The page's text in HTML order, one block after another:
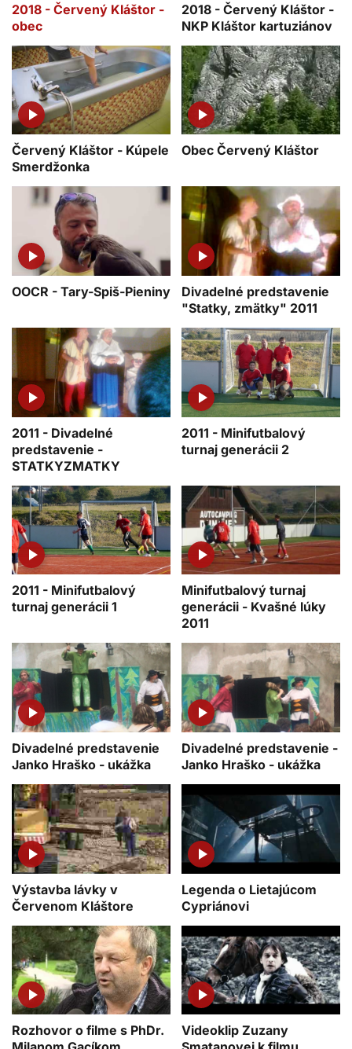
2018 - Červený Kláštor -
obec
2018 - Červený Kláštor -
NKP Kláštor kartuziánov
Červený Kláštor - Kúpele
Smerdžonka
Obec Červený Kláštor
OOCR - Tary-Spiš-Pieniny
Divadelné predstavenie
"Statky, zmätky" 2011
2011 - Divadelné
predstavenie -
STATKYZMATKY
2011 - Minifutbalový
turnaj generácii 2
2011 - Minifutbalový
turnaj generácii 1
Minifutbalový turnaj
generácii - Kvašné lúky
2011
Divadelné predstavenie
Janko Hraško - ukážka
Divadelné predstavenie -
Janko Hraško - ukážka
Výstavba lávky v
Červenom Kláštore
Legenda o Lietajúcom
Cypriánovi
Rozhovor o filme s PhDr.
Videoklip Zuzany